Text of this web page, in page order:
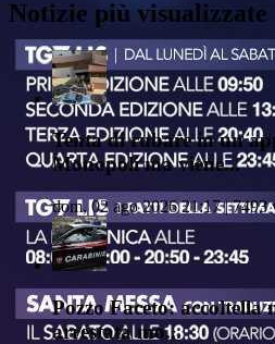
Notizie più visualizzate
Tenta di rubare in un
Monopoli ma viene...
dom, 02 ago 2026 21:17 | 7493
Pozzo Faceto: accoltella
arrestata mo...